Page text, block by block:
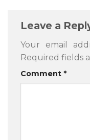
Leave a
Your email
Required fields
Comment *